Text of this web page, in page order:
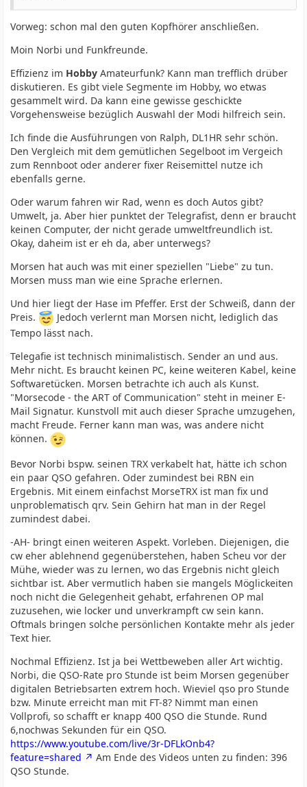
Vorweg: schon mal den guten Kopfhörer anschließen.
Moin Norbi und Funkfreunde.
Effizienz im Hobby Amateurfunk? Kann man trefflich drüber
diskutieren. Es gibt viele Segmente im Hobby, wo etwas
gesammelt wird. Da kann eine gewisse geschickte
Vorgehensweise bezüglich Auswahl der Modi hilfreich sein.
Ich finde die Ausführungen von Ralph, DL1HR sehr schön.
Den Vergleich mit dem gemütlichen Segelboot im Vergeich
zum Rennboot oder anderer fixer Reisemittel nutze ich
ebenfalls gerne.
Oder warum fahren wir Rad, wenn es doch Autos gibt?
Umwelt, ja. Aber hier punktet der Telegrafist, denn er braucht
keinen Computer, der nicht gerade umweltfreundlich ist.
Okay, daheim ist er eh da, aber unterwegs?
Morsen hat auch was mit einer speziellen "Liebe" zu tun.
Morsen muss man wie eine Sprache erlernen.
Und hier liegt der Hase im Pfeffer. Erst der Schweiß, dann der
Preis.
Jedoch verlernt man Morsen nicht, lediglich das
Tempo lässt nach.
Telegafie ist technisch minimalistisch. Sender an und aus.
Mehr nicht. Es braucht keinen PC, keine weiteren Kabel, keine
Softwaretücken. Morsen betrachte ich auch als Kunst.
"Morsecode - the ART of Communication" steht in meiner E-
Mail Signatur. Kunstvoll mit auch dieser Sprache umzugehen,
macht Freude. Ferner kann man was, was andere nicht
können.
Bevor Norbi bspw. seinen TRX verkabelt hat, hätte ich schon
ein paar QSO gefahren. Oder zumindest bei RBN ein
Ergebnis. Mit einem einfachst MorseTRX ist man fix und
unproblematisch qrv. Sein Gehirn hat man in der Regel
zumindest dabei.
-AH- bringt einen weiteren Aspekt. Vorleben. Diejenigen, die
cw eher ablehnend gegenüberstehen, haben Scheu vor der
Mühe, wieder was zu lernen, wo das Ergebnis nicht gleich
sichtbar ist. Aber vermutlich haben sie mangels Möglickeiten
noch nicht die Gelegenheit gehabt, erfahrenen OP mal
zuzusehen, wie locker und unverkrampft cw sein kann.
Oftmals bringen solche persönlichen Kontakte mehr als jeder
Text hier.
Nochmal Effizienz. Ist ja bei Wettbeweben aller Art wichtig.
Norbi, die QSO-Rate pro Stunde ist beim Morsen gegenüber
digitalen Betriebsarten extrem hoch. Wieviel qso pro Stunde
bzw. Minute erreicht man mit FT-8? Nimmt man einen
Vollprofi, so schafft er knapp 400 QSO die Stunde. Rund
6,nochwas Sekunden für ein QSO.
https://www.youtube.com/live/3r-DFLkOnb4?
feature=shared
Am Ende des Videos unten zu finden: 396
QSO Stunde.